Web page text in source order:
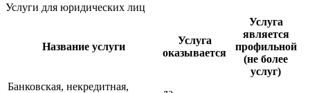
Услуги для юридических лиц
Название услуги
Услуга
оказывается
Услуга
является
профильной
(не более
услуг)
Банковская, некредитная,